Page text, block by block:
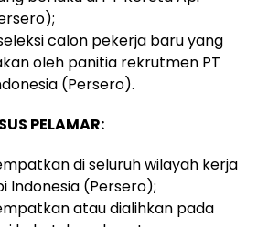
calon pekerja baru yang
oleh panitia rekrutmen PT
(Persero).
PELAMAR:
di seluruh wilayah kerja
Indonesia (Persero);
atau dialihkan pada